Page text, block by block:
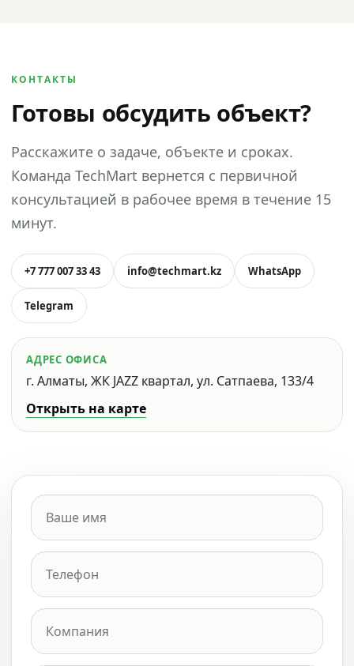
КОНТАКТЫ
Готовы обсудить объект?
Расскажите о задаче, объекте и сроках.
Команда TechMart вернется с первичной
консультацией в рабочее время в течение 15
минут.
+7 777 007 33 43 info@techmart.kz WhatsApp
Telegram
АДРЕС ОФИСА
г. Алматы, ЖК JAZZ квартал, ул. Сатпаева, 133/4
Открыть на карте